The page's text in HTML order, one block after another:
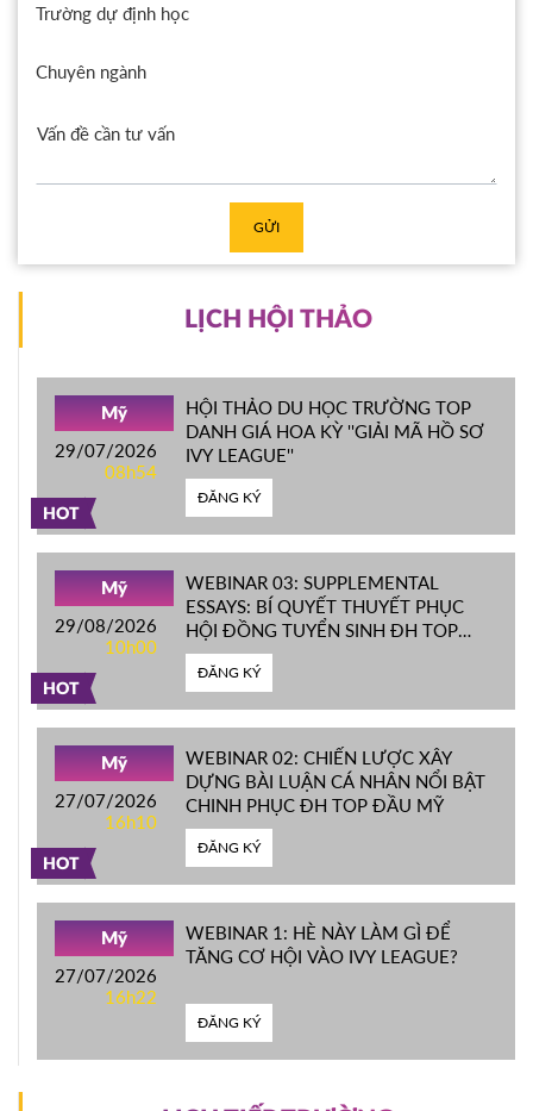
Trường dự định học
Chuyên ngành
GỬI
LỊCH HỘI THẢO
HOT
Mỹ
29/07/2026
08h54
HỘI THẢO DU HỌC TRƯỜNG TOP
DANH GIÁ HOA KỲ ''GIẢI MÃ HỒ SƠ
IVY LEAGUE''
ĐĂNG KÝ
HOT
Mỹ
29/08/2026
10h00
WEBINAR 03: SUPPLEMENTAL
ESSAYS: BÍ QUYẾT THUYẾT PHỤC
HỘI ĐỒNG TUYỂN SINH ĐH TOP
ĐẦU MỸ
ĐĂNG KÝ
HOT
Mỹ
27/07/2026
16h10
WEBINAR 02: CHIẾN LƯỢC XÂY
DỰNG BÀI LUẬN CÁ NHÂN NỔI BẬT
CHINH PHỤC ĐH TOP ĐẦU MỸ
ĐĂNG KÝ
Mỹ
27/07/2026
16h22
WEBINAR 1: HÈ NÀY LÀM GÌ ĐỂ
TĂNG CƠ HỘI VÀO IVY LEAGUE?
ĐĂNG KÝ